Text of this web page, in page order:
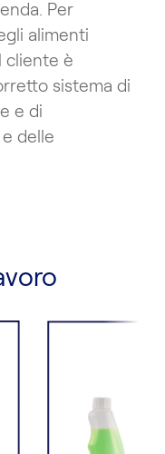
Per
alimenti
cliente è
sistema di
e di
delle